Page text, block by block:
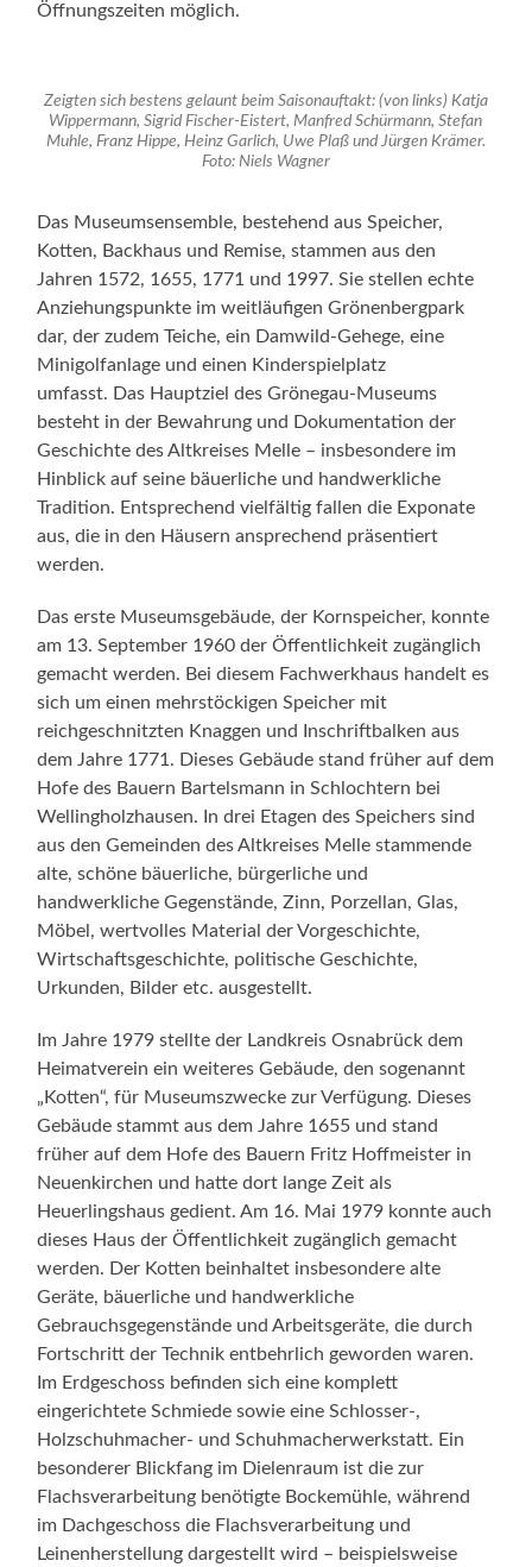
Öffnungszeiten möglich.
Zeigten sich bestens gelaunt beim Saisonauftakt: (von links) Katja
Wippermann, Sigrid Fischer-Eistert, Manfred Schürmann, Stefan
Muhle, Franz Hippe, Heinz Garlich, Uwe Plaß und Jürgen Krämer.
Foto: Niels Wagner
Das Museumsensemble, bestehend aus Speicher,
Kotten, Backhaus und Remise, stammen aus den
Jahren 1572, 1655, 1771 und 1997. Sie stellen echte
Anziehungspunkte im weitläufigen Grönenbergpark
dar, der zudem Teiche, ein Damwild-Gehege, eine
Minigolfanlage und einen Kinderspielplatz
umfasst. Das Hauptziel des Grönegau-Museums
besteht in der Bewahrung und Dokumentation der
Geschichte des Altkreises Melle – insbesondere im
Hinblick auf seine bäuerliche und handwerkliche
Tradition. Entsprechend vielfältig fallen die Exponate
aus, die in den Häusern ansprechend präsentiert
werden.
Das erste Museumsgebäude, der Kornspeicher, konnte
am 13. September 1960 der Öffentlichkeit zugänglich
gemacht werden. Bei diesem Fachwerkhaus handelt es
sich um einen mehrstöckigen Speicher mit
reichgeschnitzten Knaggen und Inschriftbalken aus
dem Jahre 1771. Dieses Gebäude stand früher auf dem
Hofe des Bauern Bartelsmann in Schlochtern bei
Wellingholzhausen. In drei Etagen des Speichers sind
aus den Gemeinden des Altkreises Melle stammende
alte, schöne bäuerliche, bürgerliche und
handwerkliche Gegenstände, Zinn, Porzellan, Glas,
Möbel, wertvolles Material der Vorgeschichte,
Wirtschaftsgeschichte, politische Geschichte,
Urkunden, Bilder etc. ausgestellt.
Im Jahre 1979 stellte der Landkreis Osnabrück dem
Heimatverein ein weiteres Gebäude, den sogenannt
„Kotten“, für Museumszwecke zur Verfügung. Dieses
Gebäude stammt aus dem Jahre 1655 und stand
früher auf dem Hofe des Bauern Fritz Hoffmeister in
Neuenkirchen und hatte dort lange Zeit als
Heuerlingshaus gedient. Am 16. Mai 1979 konnte auch
dieses Haus der Öffentlichkeit zugänglich gemacht
werden. Der Kotten beinhaltet insbesondere alte
Geräte, bäuerliche und handwerkliche
Gebrauchsgegenstände und Arbeitsgeräte, die durch
Fortschritt der Technik entbehrlich geworden waren.
Im Erdgeschoss befinden sich eine komplett
eingerichtete Schmiede sowie eine Schlosser-,
Holzschuhmacher- und Schuhmacherwerkstatt. Ein
besonderer Blickfang im Dielenraum ist die zur
Flachsverarbeitung benötigte Bockemühle, während
im Dachgeschoss die Flachsverarbeitung und
Leinenherstellung dargestellt wird – beispielsweise